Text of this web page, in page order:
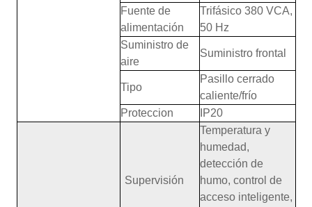
Fuente de
alimentación
Trifásico 380 VCA,
50 Hz
Suministro de
aire
Suministro frontal
Tipo
Pasillo cerrado
caliente/frío
Proteccion
IP20
Supervisión
Temperatura y
humedad,
detección de
humo, control de
acceso inteligente,